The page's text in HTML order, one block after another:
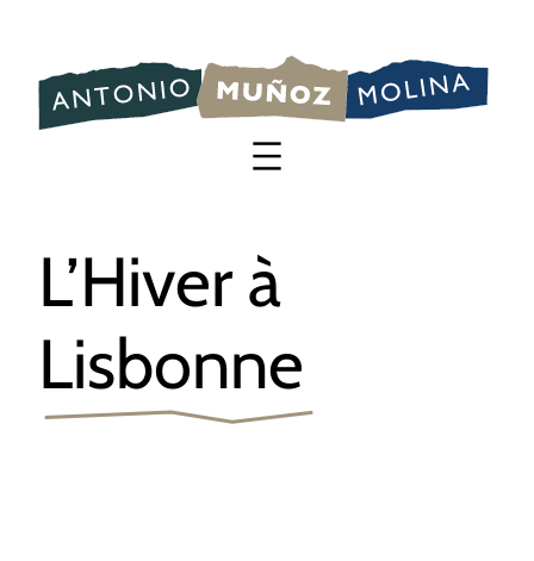
contenido
L’Hiver à
Lisbonne